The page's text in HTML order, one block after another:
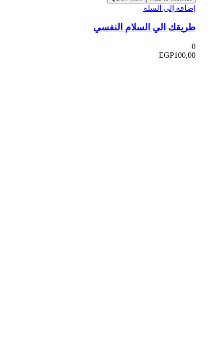
إضافة إلى السلة
طريقك الي السلام النفسي
0
EGP100,00